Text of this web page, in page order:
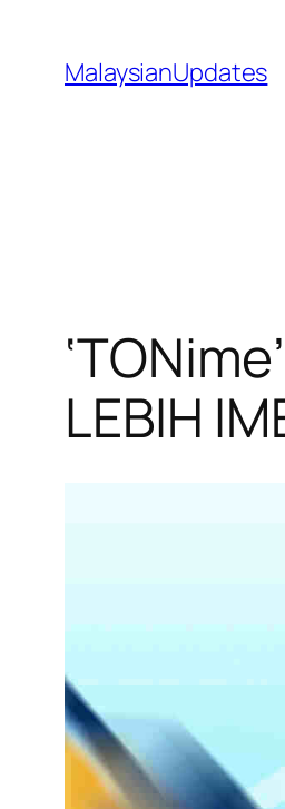
content
MalaysianUpdates
LEBIH